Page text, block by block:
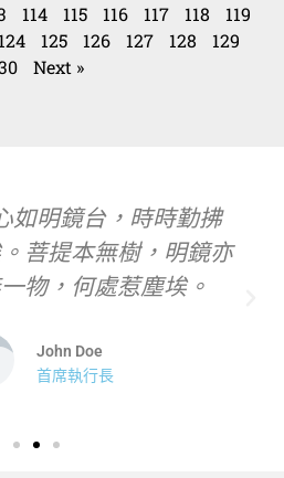
114 115 116 117 118
119
124 125 126 127 128
129
Next »
如明鏡台，時時勤拂
菩提本無樹，明鏡亦
物，何處惹塵埃。
John Doe
首席執行長